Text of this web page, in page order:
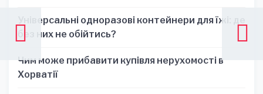
Універсальні одноразові контейнери для їжі: де
без них не обійтись?
Чим може прибавити купівля нерухомості в
Хорватії